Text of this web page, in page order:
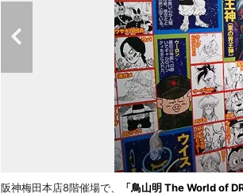
阪神梅田本店8階催場で、
「鳥山明 The World of